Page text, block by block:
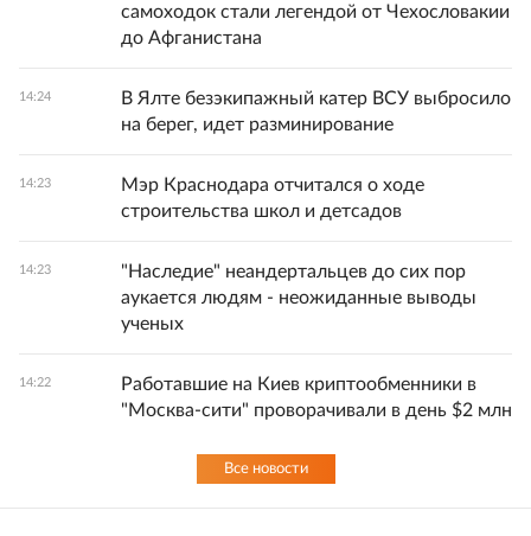
самоходок стали легендой от Чехословакии
до Афганистана
14:24
В Ялте безэкипажный катер ВСУ выбросило
на берег, идет разминирование
14:23
Мэр Краснодара отчитался о ходе
строительства школ и детсадов
14:23
"Наследие" неандертальцев до сих пор
аукается людям - неожиданные выводы
ученых
14:22
Работавшие на Киев криптообменники в
"Москва-сити" проворачивали в день $2 млн
Все новости